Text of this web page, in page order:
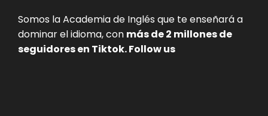
Somos la Academia de Inglés que te enseñará a
dominar el idioma, con más de 2 millones de
seguidores en Tiktok. Follow us